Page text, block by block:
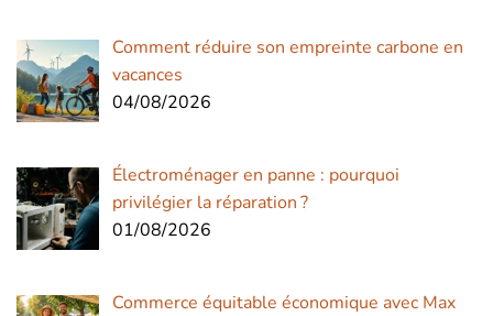
Comment réduire son empreinte carbone en
vacances
04/08/2026
Électroménager en panne : pourquoi
privilégier la réparation ?
01/08/2026
Commerce équitable économique avec Max